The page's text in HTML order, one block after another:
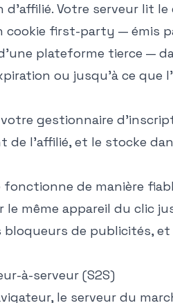
Votre serveur lit le
cookie first-party — émis
plateforme tierce —
ou jusqu'à ce que
gestionnaire
de l'affilié, et le stocke
fonctionne de manière
même appareil du clic
bloqueurs de publicités,
à-serveur (S2S)
le serveur du